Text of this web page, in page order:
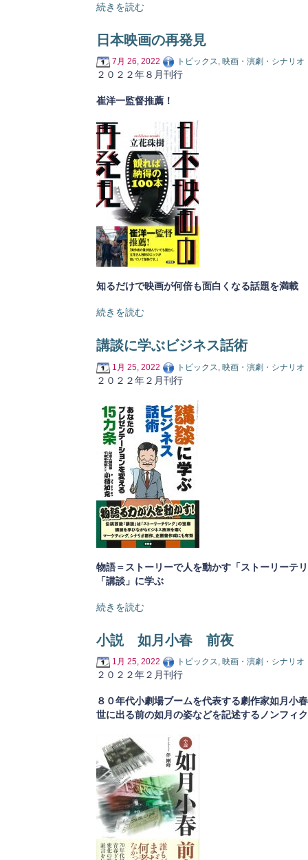
続きを読む
日本映画の再発見
7月 26, 2022 トピックス, 映画・演劇・シナリオ
２０２２年８月刊行
崔洋一監督推薦！
知るだけで映画が何倍も面白くなる話題を満載
続きを読む
講談に学ぶビジネス話術
1月 25, 2022 トピックス 映画・演劇・シナリオ
２０２２年２月刊行
物語＝ストーリーで人を動かす「ストーリーテ
「講談」に学ぶ
続きを読む
小説 如月小春 前夜
1月 25, 2022 トピックス, 映画・演劇・シナリオ
２０２２年２月刊行
８０年代小劇場ブームを代表する劇作家如月小
世に出る前の如月の姿などを記述するノンフィ